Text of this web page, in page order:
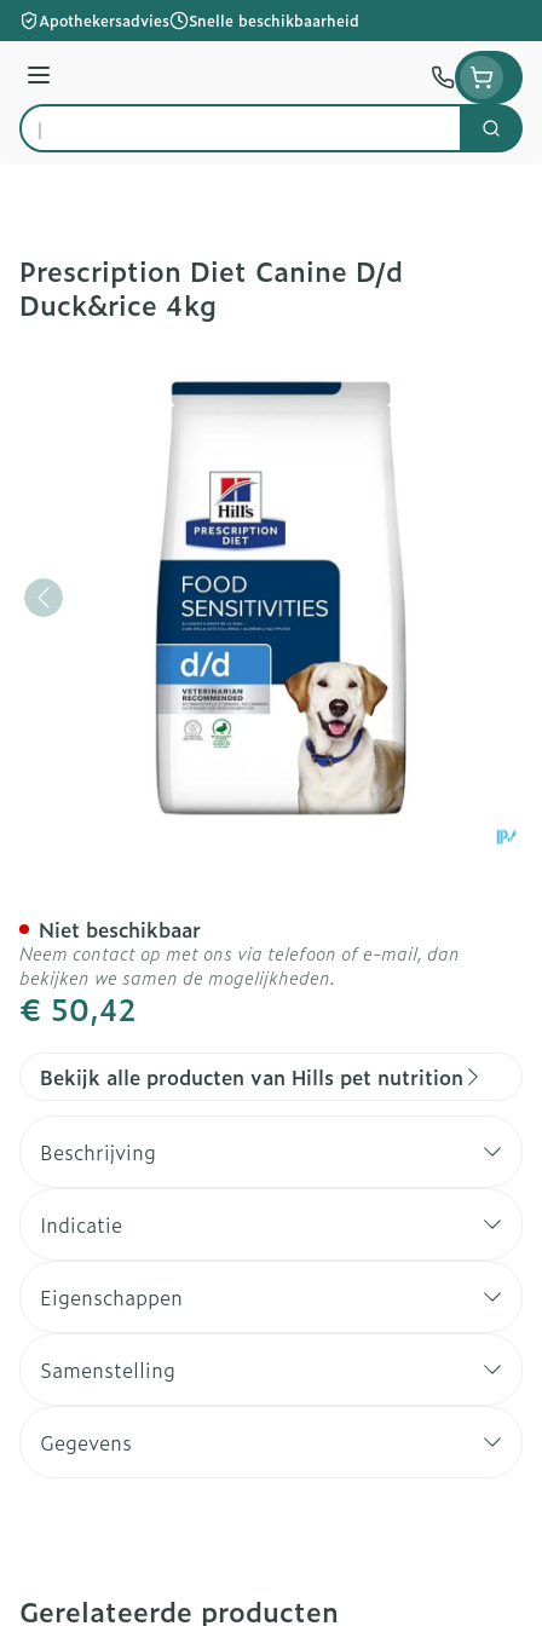
Ga naar de inhoud
Apothekersadvies Snelle beschikbaarheid
Menu
Product, merk, categorie...
Zoek
Prescription Diet Canine D/d
Duck&rice 4kg
€ 50,42
Niet beschikbaar
Neem contact op met ons via telefoon of e-mail, dan
bekijken we samen de mogelijkheden.
Bekijk alle producten van Hills pet nutrition
Beschrijving
Indicatie
Eigenschappen
Samenstelling
Gegevens
Gerelateerde producten